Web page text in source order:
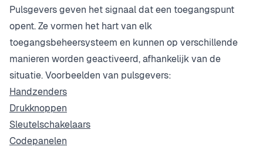
Pulsgevers geven het signaal dat een toegangspunt
opent. Ze vormen het hart van elk
toegangsbeheersysteem en kunnen op verschillende
manieren worden geactiveerd, afhankelijk van de
situatie. Voorbeelden van pulsgevers:
Handzenders
Drukknoppen
Sleutelschakelaars
Codepanelen